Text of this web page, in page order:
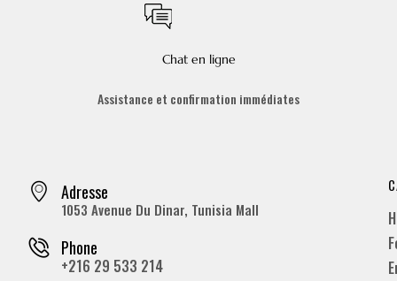
Chat en ligne
Assistance et confirmation immédiates
Adresse
1053 Avenue Du Dinar, Tunisia Mall
Phone
+216 29 533 214